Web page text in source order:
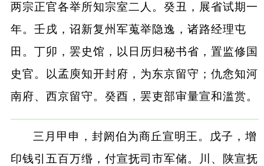
两宗正官各举所知宗室二人。癸丑，展省试期一
年。壬戌，诏新复州军蒐举隐逸，诸路经理屯
田。丁卯，罢史馆，以日历归秘书省，置监修国
史官。以孟庾知开封府，为东京留守；仇悆知河
南府、西京留守。癸酉，罢吏部审量宣和滥赏。
三月甲申，封阏伯为商丘宣明王。戊子，增
印钱引五百万缗，付宣抚司市军储。川、陕宣抚